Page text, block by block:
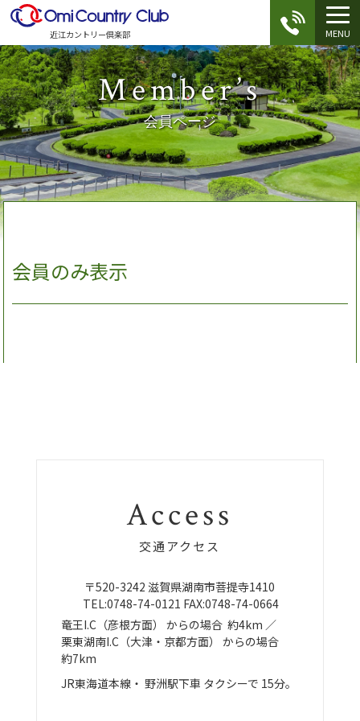
近江カントリー倶楽部 MENU
Member’s
会員ページ
会員のみ表示
Access
交通アクセス
〒520-3242 滋賀県湖南市菩提寺1410
TEL:0748-74-0121 FAX:0748-74-0664
竜王I.C（彦根方面） からの場合 約4km ／
栗東湖南I.C（大津・京都方面）
からの場合
約7km
JR東海道本線・ 野洲駅下車 タクシーで 15分。